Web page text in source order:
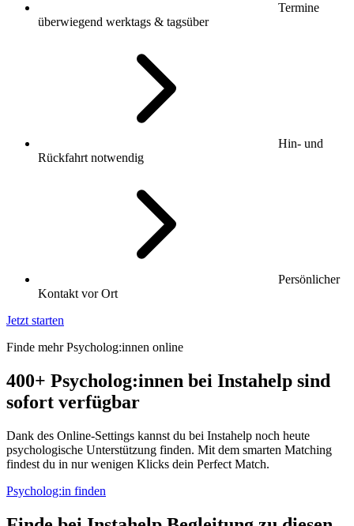
Termine
überwiegend werktags & tagsüber
Hin- und
Rückfahrt notwendig
Persönlicher
Kontakt vor Ort
Jetzt starten
Finde mehr Psycholog:innen online
400+ Psycholog:innen bei Instahelp sind
sofort verfügbar
Dank des Online-Settings kannst du bei Instahelp noch heute
psychologische Unterstützung finden. Mit dem smarten Matching
findest du in nur wenigen Klicks dein Perfect Match.
Psycholog:in finden